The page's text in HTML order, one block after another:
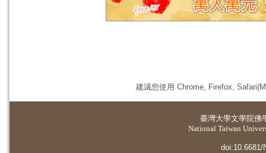
建議您使用 Chrome, Firefox,
臺灣大學文學院佛
National Taiwan
doi:10.6681/